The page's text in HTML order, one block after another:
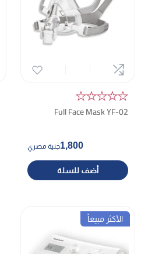
★★★★★
Full Face Mask YF-02
جنية مصري1,800
أضف للسلة
الأكثر مبيعاً